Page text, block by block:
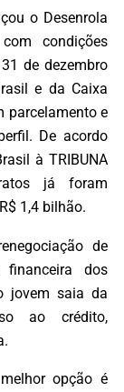
o Desenrola
condições
de dezembro
e da Caixa
parcelamento e
De acordo
à TRIBUNA
já foram
1,4 bilhão.
de
dos
jovem saia da
ao crédito,
opção é